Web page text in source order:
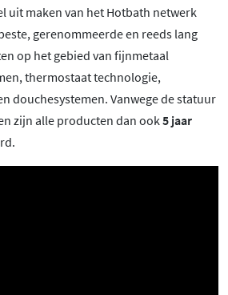
uit maken van het Hotbath netwerk
gerenommeerde en reeds lang
op het gebied van fijnmetaal
thermostaat technologie,
douchesystemen. Vanwege de statuur
zijn alle producten dan ook5 jaar